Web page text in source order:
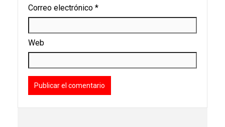
Correo electrónico *
Web